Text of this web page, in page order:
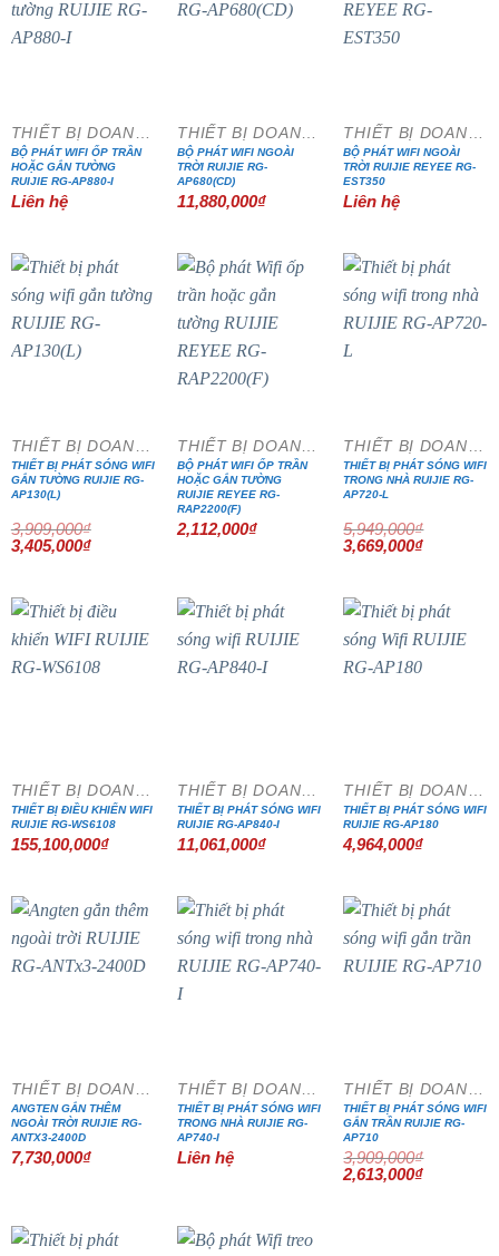
THIẾT BỊ DOANH NGHIỆP
BỘ PHÁT WIFI ỐP TRẦN
HOẶC GẮN TƯỜNG
RUIJIE RG-AP880-I
Liên hệ
THIẾT BỊ DOANH NGHIỆP
BỘ PHÁT WIFI NGOÀI
TRỜI RUIJIE RG-
AP680(CD)
11,880,000₫
THIẾT BỊ DOANH NGHIỆP
BỘ PHÁT WIFI NGOÀI
TRỜI RUIJIE REYEE RG-
EST350
Liên hệ
THIẾT BỊ DOANH NGHIỆP
THIẾT BỊ PHÁT SÓNG WIFI
GẮN TƯỜNG RUIJIE RG-
AP130(L)
3,909,000₫
Giá
gốc
3,405,000₫Giá
3,405,000₫.
THIẾT BỊ DOANH NGHIỆP
BỘ PHÁT WIFI ỐP TRẦN
HOẶC GẮN TƯỜNG
RUIJIE REYEE RG-
RAP2200(F)
2,112,000₫
THIẾT BỊ DOANH NGHIỆP
THIẾT BỊ PHÁT SÓNG WIFI
TRONG NHÀ RUIJIE RG-
AP720-L
5,949,000₫
Giá
gốc
3,669,000₫Giá
THIẾT BỊ DOANH NGHIỆP
THIẾT BỊ ĐIỀU KHIỂN WIFI
RUIJIE RG-WS6108
155,100,000₫
THIẾT BỊ DOANH NGHIỆP
THIẾT BỊ PHÁT SÓNG WIFI
RUIJIE RG-AP840-I
11,061,000₫
THIẾT BỊ DOANH NGHIỆP
THIẾT BỊ PHÁT SÓNG WIFI
RUIJIE RG-AP180
4,964,000₫
THIẾT BỊ DOANH NGHIỆP
ANGTEN GẮN THÊM
NGOÀI TRỜI RUIJIE RG-
ANTX3-2400D
7,730,000₫
THIẾT BỊ DOANH NGHIỆP
THIẾT BỊ PHÁT SÓNG WIFI
TRONG NHÀ RUIJIE RG-
AP740-I
Liên hệ
THIẾT BỊ DOANH NGHIỆP
THIẾT BỊ PHÁT SÓNG WIFI
GẮN TRẦN RUIJIE RG-
AP710
3,909,000₫
Giá
gốc
2,613,000₫Giá